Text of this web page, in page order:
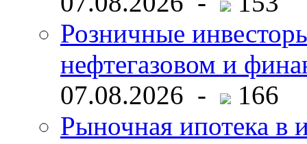
Розничные
нефтегазовом и
07.08.2026 -
166
Рыночная ипотека в